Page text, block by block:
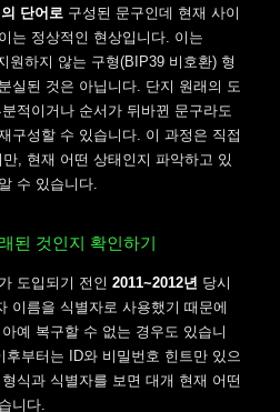
단어로 구성된 문구인데 현재 사이
는 정상적인 현상입니다. 이는
원하지 않는 구형(BIP39 비호환) 형
실된 것은 아닙니다. 단지 원래의 도
적이거나 순서가 뒤바뀐 문구라도
구성할 수 있습니다. 이 과정은 직접
, 현재 어떤 상태인지 파악하고 있
수 있습니다.
된 것인지 확인하기
도입되기 전인 2011~2012년 당시
이름을 식별자로 사용했기 때문에
예 복구할 수 없는 경우도 있습니
부터는 ID와 비밀번호 힌트만 있으
식과 식별자를 보면 대개 현재 어떤
니다.